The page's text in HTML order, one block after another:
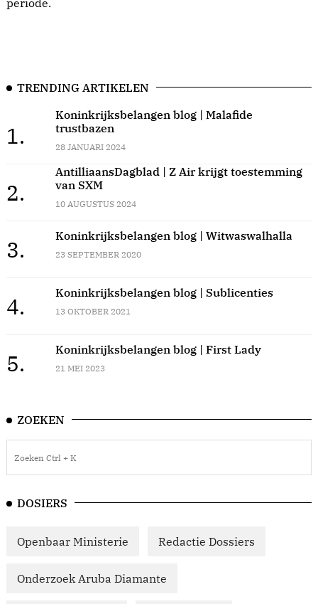
periode.
TRENDING ARTIKELEN
1.
Koninkrijksbelangen blog | Malafide
trustbazen
28 JANUARI 2024
2.
AntilliaansDagblad | Z Air krijgt toestemming
van SXM
10 AUGUSTUS 2024
3.
Koninkrijksbelangen blog | Witwaswalhalla
23 SEPTEMBER 2020
4.
Koninkrijksbelangen blog | Sublicenties
13 OKTOBER 2021
5.
Koninkrijksbelangen blog | First Lady
21 MEI 2023
ZOEKEN
DOSIERS
Openbaar Ministerie Redactie Dossiers
Onderzoek Aruba Diamante